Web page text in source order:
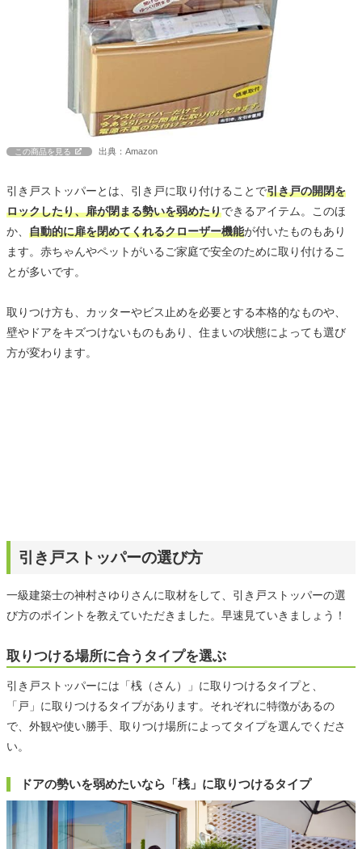
この商品を見る 出典：Amazon
引き戸ストッパーとは、引き戸に取り付けることで引き戸の開閉を
ロックしたり、扉が閉まる勢いを弱めたりできるアイテム。このほ
か、 自動的に扉を閉めてくれるクローザー機能が付いたものもあり
ます。赤ちゃんやペットがいるご家庭で安全のために取り付けるこ
とが多いです。
取りつけ方も、カッターやビス止めを必要とする本格的なものや、
壁やドアをキズつけないものもあり、住まいの状態によっても選び
方が変わります。
引き戸ストッパーの選び方
一級建築士の神村さゆりさんに取材をして、引き戸ストッパーの選
び方のポイントを教えていただきました。早速見ていきましょう！
取りつける場所に合うタイプを選ぶ
引き戸ストッパーには「桟（さん）」に取りつけるタイプと、
「戸」に取りつけるタイプがあります。それぞれに特徴があるの
で、外観や使い勝手、取りつけ場所によってタイプを選んでくださ
い。
ドアの勢いを弱めたいなら「桟」に取りつけるタイプ